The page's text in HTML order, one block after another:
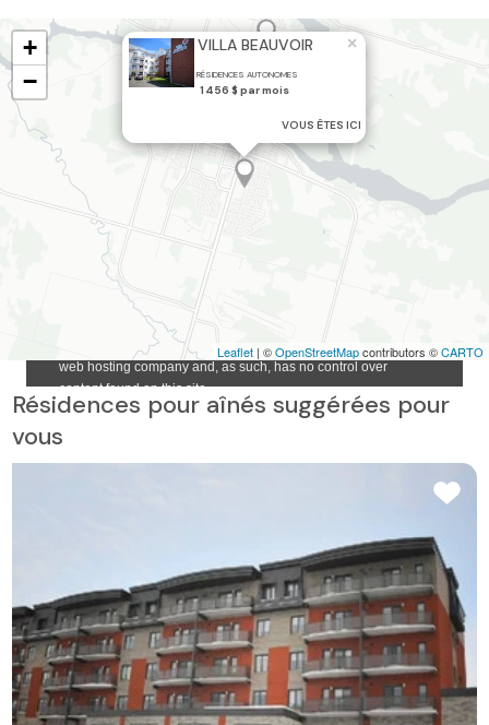
VILLA BEAUVOIR
RÉSIDENCES AUTONOMES
VOUS ÊTES ICI
1 456 $ par mois
×
+
−
Leaflet | ©OpenStreetMapcontributors ©CARTO
Résidences pour aînés suggérées pour
vous